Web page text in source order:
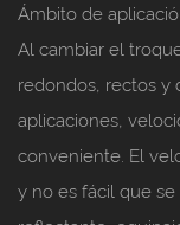
Ámbito de
Al cambiar el
redondos, rectos y
aplicaciones,
conveniente. El
y no es fácil que